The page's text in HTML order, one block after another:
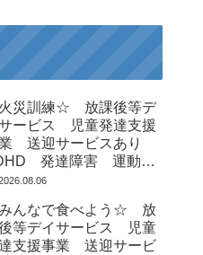
災訓練☆ 放課後等デ
ービス 児童発達支援
送迎サービスあり
発達障害 運動療
市川市 船橋市
んなで食べよう☆ 放
等デイサービス 児童
支援事業 送迎サービ